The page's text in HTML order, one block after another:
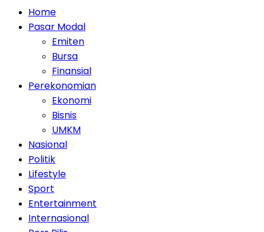
Home
Pasar Modal
Emiten
Bursa
Finansial
Perekonomian
Ekonomi
Bisnis
UMKM
Nasional
Politik
Lifestyle
Sport
Entertainment
Internasional